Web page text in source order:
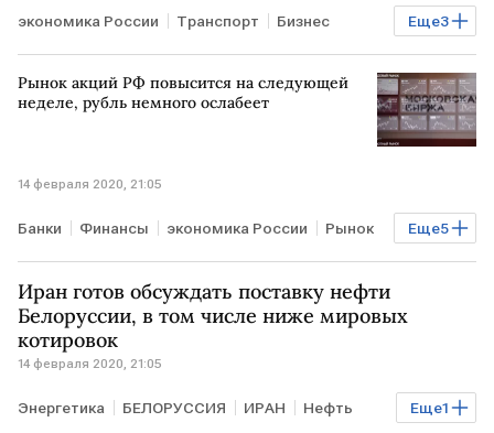
Еще3
экономика России Транспорт Бизнес
РОССИЯ SSJ100 испытания
Рынок акций РФ повысится на следующей
неделе, рубль немного ослабеет
14 февраля 2020, 21:05
Еще5
Банки Финансы экономика России Рынок
Статья РОССИЯ Торги биржи рубль
Иран готов обсуждать поставку нефти
Белоруссии, в том числе ниже мировых
котировок
14 февраля 2020, 21:05
Еще1
Энергетика БЕЛОРУССИЯ ИРАН Нефть